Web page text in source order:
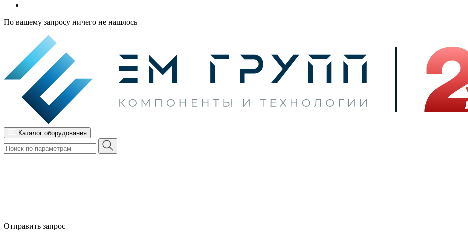
По вашему запросу ничего не нашлось
Каталог оборудования
Отправить запрос